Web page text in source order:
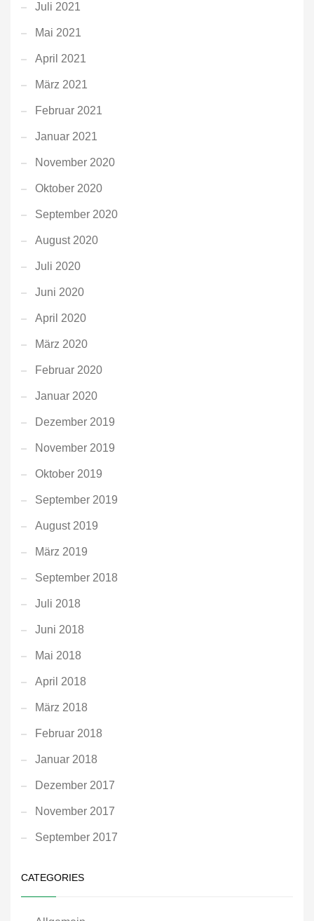
Juli 2021
Mai 2021
April 2021
März 2021
Februar 2021
Januar 2021
November 2020
Oktober 2020
September 2020
August 2020
Juli 2020
Juni 2020
April 2020
März 2020
Februar 2020
Januar 2020
Dezember 2019
November 2019
Oktober 2019
September 2019
August 2019
März 2019
September 2018
Juli 2018
Juni 2018
Mai 2018
April 2018
März 2018
Februar 2018
Januar 2018
Dezember 2017
November 2017
September 2017
CATEGORIES